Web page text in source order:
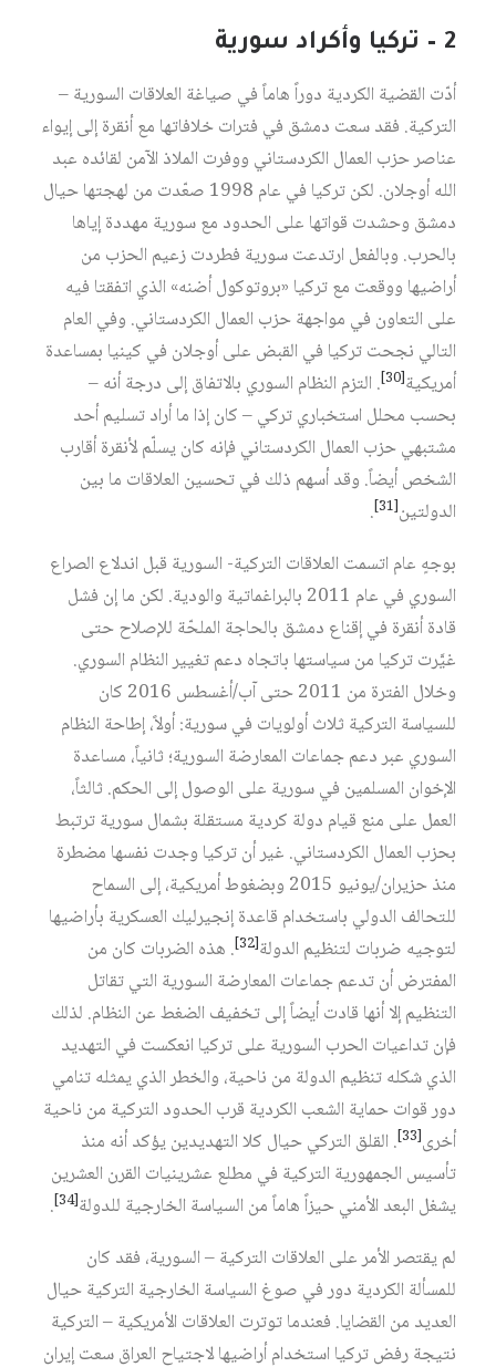
2 – تركيا وأكراد سورية
أدّت القضية الكردية دوراً هاماً في صياغة العلاقات السورية –
التركية. فقد سعت دمشق في فترات خلافاتها مع أنقرة إلى إيواء
عناصر حزب العمال الكردستاني ووفرت الملاذ الآمن لقائده عبد
الله أوجلان. لكن تركيا في عام 1998 صعّدت من لهجتها حيال
دمشق وحشدت قواتها على الحدود مع سورية مهددة إياها
بالحرب. وبالفعل ارتدعت سورية فطردت زعيم الحزب من
أراضيها ووقعت مع تركيا «بروتوكول أضنه» الذي اتفقتا فيه
على التعاون في مواجهة حزب العمال الكردستاني. وفي العام
التالي نجحت تركيا في القبض على أوجلان في كينيا بمساعدة
أمريكية[30]
. التزم النظام السوري بالاتفاق إلى درجة أنه –
بحسب محلل استخباري تركي – كان إذا ما أراد تسليم أحد
مشتبهي حزب العمال الكردستاني فإنه كان يسلّم لأنقرة أقارب
الشخص أيضاً. وقد أسهم ذلك في تحسين العلاقات ما بين
الدولتين[31]
.
بوجهٍ عام اتسمت العلاقات التركية- السورية قبل اندلاع الصراع
السوري في عام 2011 بالبراغماتية والودية. لكن ما إن فشل
قادة أنقرة في إقناع دمشق بالحاجة الملحّة للإصلاح حتى
غيَّرت تركيا من سياستها باتجاه دعم تغيير النظام السوري.
وخلال الفترة من 2011 حتى آب/أغسطس 2016 كان
للسياسة التركية ثلاث أولويات في سورية: أولاً، إطاحة النظام
السوري عبر دعم جماعات المعارضة السورية؛ ثانياً، مساعدة
الإخوان المسلمين في سورية على الوصول إلى الحكم. ثالثاً،
العمل على منع قيام دولة كردية مستقلة بشمال سورية ترتبط
بحزب العمال الكردستاني. غير أن تركيا وجدت نفسها مضطرة
منذ حزيران/يونيو 2015 وبضغوط أمريكية، إلى السماح
للتحالف الدولي باستخدام قاعدة إنجيرليك العسكرية بأراضيها
لتوجيه ضربات لتنظيم الدولة[32]
. هذه الضربات كان من
المفترض أن تدعم جماعات المعارضة السورية التي تقاتل
التنظيم إلا أنها قادت أيضاً إلى تخفيف الضغط عن النظام. لذلك
فإن تداعيات الحرب السورية على تركيا انعكست في التهديد
الذي شكله تنظيم الدولة من ناحية، والخطر الذي يمثله تنامي
دور قوات حماية الشعب الكردية قرب الحدود التركية من ناحية
أخرى[33]
. القلق التركي حيال كلا التهديدين يؤكد أنه منذ
تأسيس الجمهورية التركية في مطلع عشرينيات القرن العشرين
يشغل البعد الأمني حيزاً هاماً من السياسة الخارجية للدولة[34]
.
لم يقتصر الأمر على العلاقات التركية – السورية، فقد كان
للمسألة الكردية دور في صوغ السياسة الخارجية التركية حيال
العديد من القضايا. فعندما توترت العلاقات الأمريكية – التركية
نتيجة رفض تركيا استخدام أراضيها لاجتياح العراق سعت إيران